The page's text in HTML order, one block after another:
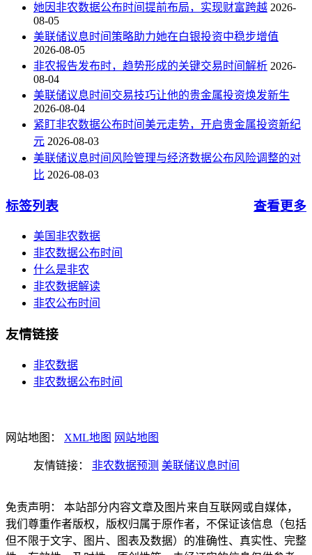
她因非农数据公布时间提前布局，实现财富跨越 2026-
08-05
美联储议息时间策略助力她在白银投资中稳步增值
2026-08-05
非农报告发布时，趋势形成的关键交易时间解析 2026-
08-04
美联储议息时间交易技巧让他的贵金属投资焕发新生
2026-08-04
紧盯非农数据公布时间美元走势，开启贵金属投资新纪
元 2026-08-03
美联储议息时间风险管理与经济数据公布风险调整的对
比 2026-08-03
标签列表 查看更多
美国非农数据
非农数据公布时间
什么是非农
非农数据解读
非农公布时间
友情链接
非农数据
非农数据公布时间
网站地图： XML地图 网站地图
友情链接： 非农数据预测 美联储议息时间
免责声明： 本站部分内容文章及图片来自互联网或自媒体，
我们尊重作者版权，版权归属于原作者，不保证该信息（包括
但不限于文字、图片、图表及数据）的准确性、真实性、完整